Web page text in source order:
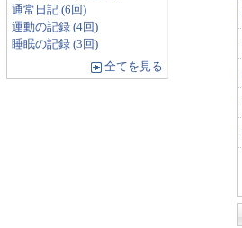
通常日記 (6回)
運動の記録 (4回)
睡眠の記録 (3回)
全てを見る